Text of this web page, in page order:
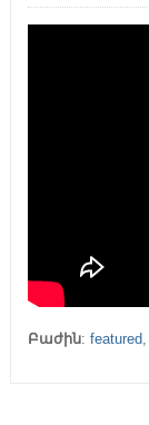
Բաժին: featured,